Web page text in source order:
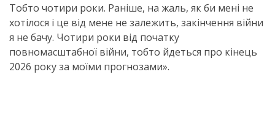
Тобто чотири роки. Раніше, на жаль, як би мені не
хотілося і це від мене не залежить, закінчення війни
я не бачу. Чотири роки від початку
повномасштабної війни, тобто йдеться про кінець
2026 року за моїми прогнозами».